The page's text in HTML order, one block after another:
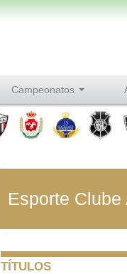
Campeonatos
Esporte Clube
TÍTULOS